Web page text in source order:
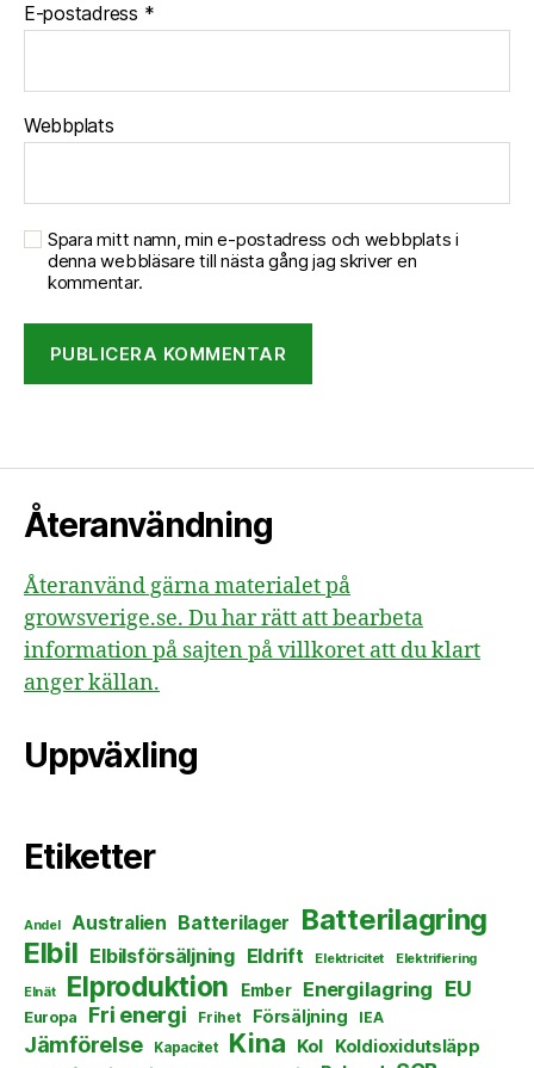
E-postadress *
Webbplats
Spara mitt namn, min e-postadress och webbplats i
denna webbläsare till nästa gång jag skriver en
kommentar.
Återanvändning
Återanvänd gärna materialet på
growsverige.se. Du har rätt att bearbeta
information på sajten på villkoret att du klart
anger källan.
Uppväxling
Etiketter
Andel Australien Batterilager Batterilagring
Elbil Elbilsförsäljning Eldrift Elektricitet Elektrifiering
Elnät Elproduktion Ember Energilagring EU
Europa Fri energi Frihet Försäljning IEA
Jämförelse Kapacitet Kina Kol Koldioxidutsläpp